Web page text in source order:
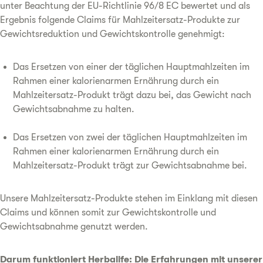
unter Beachtung der EU-Richtlinie 96/8 EC bewertet und als
Ergebnis folgende Claims für Mahlzeitersatz-Produkte zur
Gewichtsreduktion und Gewichtskontrolle genehmigt:
Das Ersetzen von einer der täglichen Hauptmahlzeiten im
Rahmen einer kalorienarmen Ernährung durch ein
Mahlzeitersatz-Produkt trägt dazu bei, das Gewicht nach
Gewichtsabnahme zu halten.
Das Ersetzen von zwei der täglichen Hauptmahlzeiten im
Rahmen einer kalorienarmen Ernährung durch ein
Mahlzeitersatz-Produkt trägt zur Gewichtsabnahme bei.
Unsere Mahlzeitersatz-Produkte stehen im Einklang mit diesen
Claims und können somit zur Gewichtskontrolle und
Gewichtsabnahme genutzt werden.
Darum funktioniert Herbalife: Die Erfahrungen mit unserer